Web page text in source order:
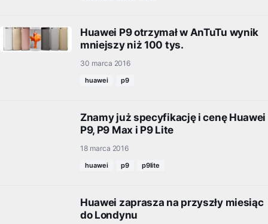
Huawei P9 otrzymał w AnTuTu wynik
mniejszy niż 100 tys.
30 marca 2016
huawei p9
Znamy już specyfikację i cenę Huawei
P9, P9 Max i P9 Lite
18 marca 2016
huawei p9 p9lite
Huawei zaprasza na przyszły miesiąc
do Londynu